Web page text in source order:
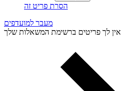
הסרת פריט זה
מעבר למועדפים
אין לך פריטים ברשימת המשאלות שלך